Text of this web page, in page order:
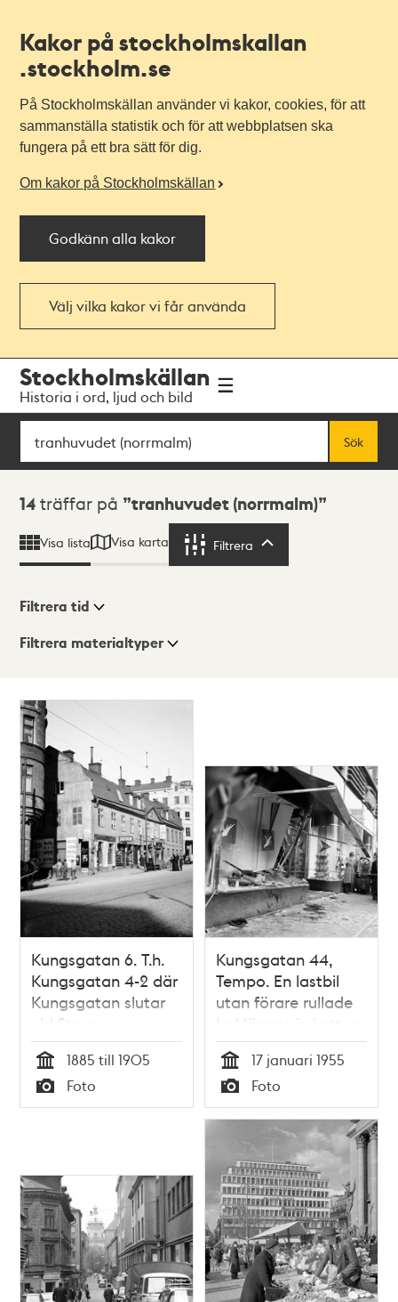
Kakor på stockholmskallan
.stockholm.se
På Stockholmskällan använder vi kakor, cookies, för att
sammanställa statistik och för att webbplatsen ska
fungera på ett bra sätt för dig.
Om kakor på Stockholmskällan
Godkänn alla kakor
Välj vilka kakor vi får använda
navigationen
huvudinnehållet
Stockholmskällan
Historia i ord, ljud och bild
Sök
Sök
Sökresultat
14 träffar på tranhuvudet (norrmalm)
Visa lista Visa karta Filtrera
Visningsläge
Lista
Karta
Filtrera tid
Filtrera materialtyper
träffar
Kungsgatan 6. T.h.
Kungsgatan 4-2 där
Kungsgatan slutar
vid Stora
Bastugatan. Nuv.
Kungsgatan 44, kv.
Tranhuvudet
Tid
1885 till 1905
Typ
Foto
Kungsgatan 44,
Tempo. En lastbil
utan förare rullade
baklänges in i ett av
butikens skyltfönster
Tid
17 januari 1955
Typ
Foto